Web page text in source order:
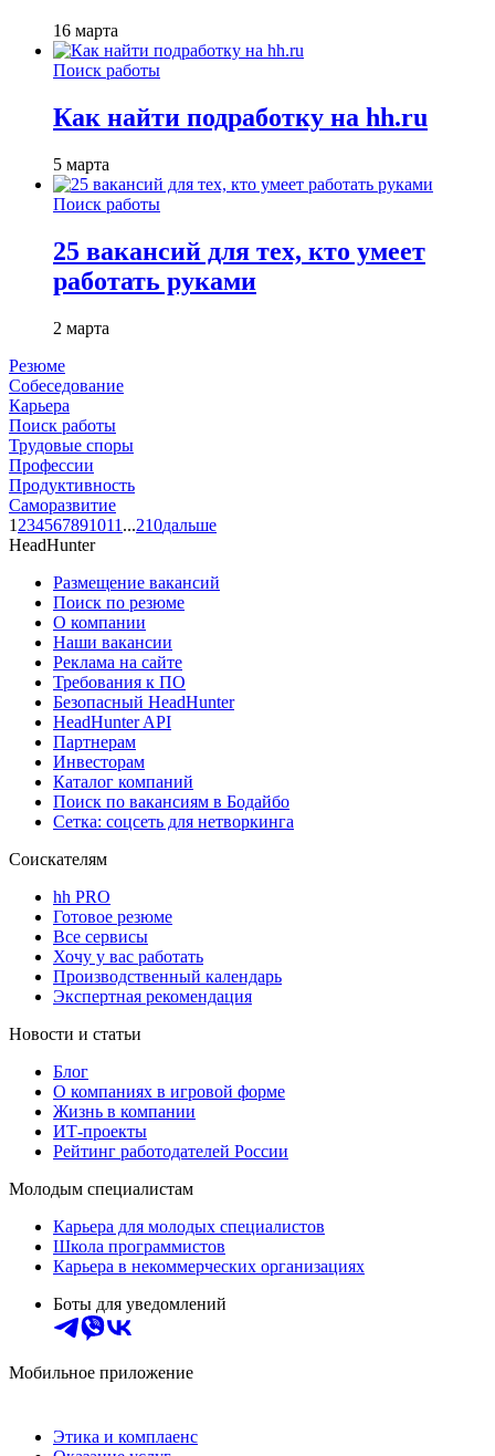
16 марта
Поиск работы
Как найти подработку на hh.ru
5 марта
Поиск работы
25 вакансий для тех, кто умеет
работать руками
2 марта
Резюме
Собеседование
Карьера
Поиск работы
Трудовые споры
Профессии
Продуктивность
Саморазвитие
1 234567891011 ...210дальше
HeadHunter
Размещение вакансий
Поиск по резюме
О компании
Наши вакансии
Реклама на сайте
Требования к ПО
Безопасный HeadHunter
HeadHunter API
Партнерам
Инвесторам
Каталог компаний
Поиск по вакансиям в Бодайбо
Сетка: соцсеть для нетворкинга
Соискателям
hh PRO
Готовое резюме
Все сервисы
Хочу у вас работать
Производственный календарь
Экспертная рекомендация
Новости и статьи
Блог
О компаниях в игровой форме
Жизнь в компании
ИТ-проекты
Рейтинг работодателей России
Молодым специалистам
Карьера для молодых специалистов
Школа программистов
Карьера в некоммерческих организациях
Боты для уведомлений
Мобильное приложение
Этика и комплаенс